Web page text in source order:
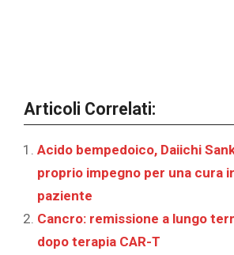
Articoli Correlati:
Acido bempedoico, Daiichi
proprio impegno per una cura
paziente
Cancro: remissione a lungo
dopo terapia CAR-T